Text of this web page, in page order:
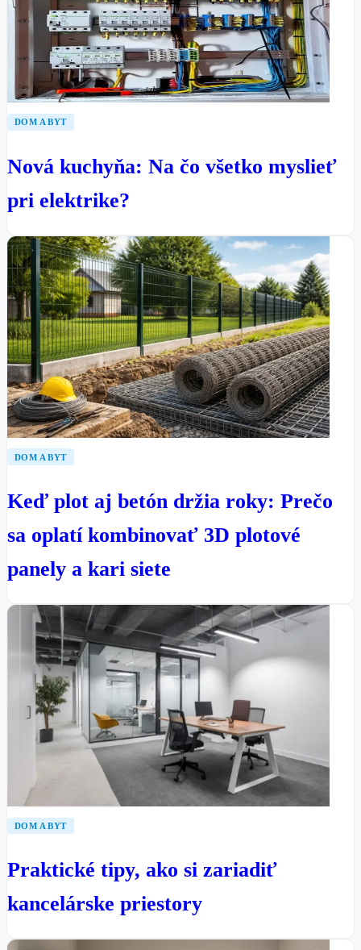
DOM A BYT
Nová kuchyňa: Na čo všetko myslieť
pri elektrike?
DOM A BYT
Keď plot aj betón držia roky: Prečo
sa oplatí kombinovať 3D plotové
panely a kari siete
DOM A BYT
Praktické tipy, ako si zariadiť
kancelárske priestory